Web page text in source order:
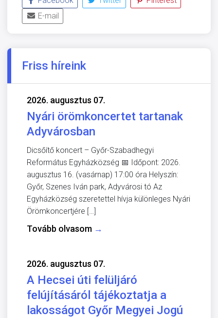
E-mail
Friss híreink
2026. augusztus 07.
Nyári örömkoncertet tartanak
Adyvárosban
Dicsőítő koncert – Győr-Szabadhegyi
Református Egyházközség 📅 Időpont: 2026.
augusztus 16. (vasárnap) 17:00 óra Helyszín:
Győr, Szenes Iván park, Adyvárosi tó Az
Egyházközség szeretettel hívja különleges Nyári
Örömkoncertjére […]
Tovább olvasom →
2026. augusztus 07.
A Hecsei úti felüljáró
felújításáról tájékoztatja a
lakosságot Győr Megyei Jogú